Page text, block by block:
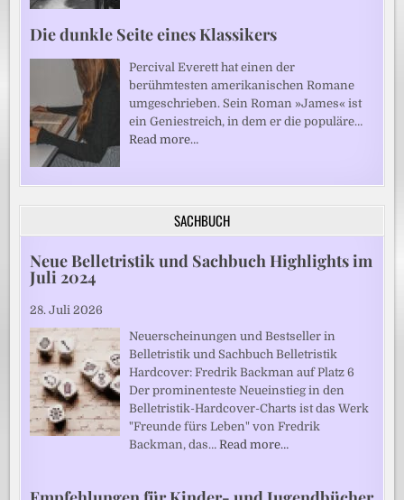
Die dunkle Seite eines Klassikers
Percival Everett hat einen der
berühmtesten amerikanischen Romane
umgeschrieben. Sein Roman »James« ist
ein Geniestreich, in dem er die populäre…
Read more…
SACHBUCH
Neue Belletristik und Sachbuch Highlights im
Juli 2024
28. Juli 2026
Neuerscheinungen und Bestseller in
Belletristik und Sachbuch Belletristik
Hardcover: Fredrik Backman auf Platz 6
Der prominenteste Neueinstieg in den
Belletristik-Hardcover-Charts ist das Werk
"Freunde fürs Leben" von Fredrik
Backman, das…Read more…